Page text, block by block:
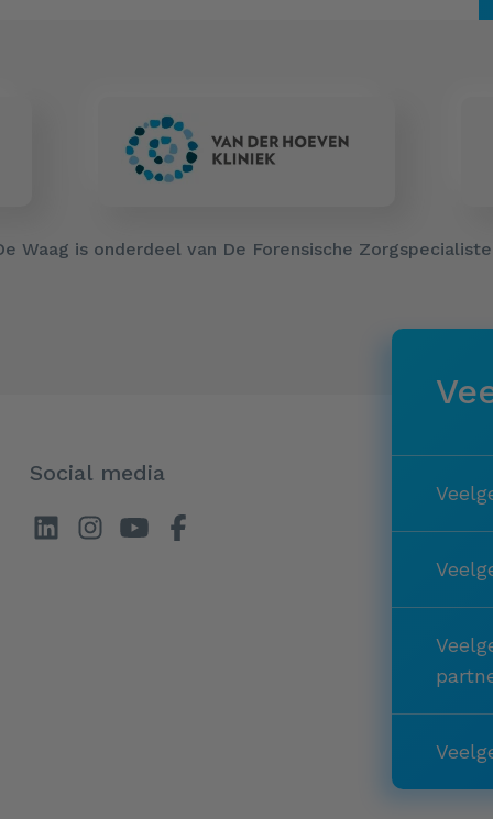
Waag is onderdeel van De Forensische
Social media